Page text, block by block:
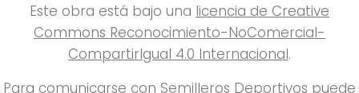
Este obra está bajo una licencia de Creative
Commons Reconocimiento-NoComercial-
CompartirIgual 4.0 Internacional.
Para comunicarse con Semilleros Deportivos puede